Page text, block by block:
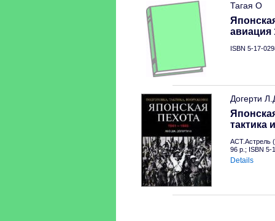
Тагая О
авиация
ISBN 5-17-
Догерти
тактика
АСТ.Астрель
96 p.; ISBN 5-
Details